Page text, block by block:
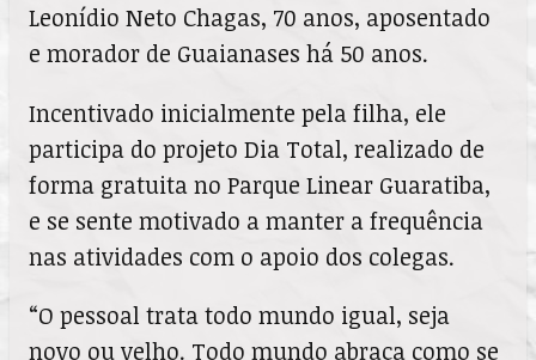
Leonídio Neto Chagas, 70 anos, aposentado
e morador de Guaianases há 50 anos.
Incentivado inicialmente pela filha, ele
participa do projeto Dia Total, realizado de
forma gratuita no Parque Linear Guaratiba,
e se sente motivado a manter a frequência
nas atividades com o apoio dos colegas.
“O pessoal trata todo mundo igual, seja
novo ou velho. Todo mundo abraça como se